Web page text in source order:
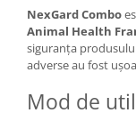
NexGard Combo
Animal Health
siguranța
adverse au fost
Mod de